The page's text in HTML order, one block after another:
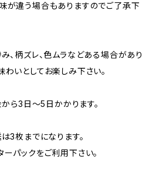
違う場合もありますのでご了承下
柄ズレ、色ムラなどある場合があり
いとしてお楽しみ下さい。
ら3日〜5日かかります。
3枚までになります。
パックをご利用下さい。